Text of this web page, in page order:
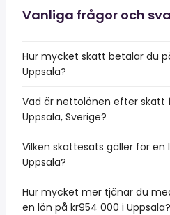
Vanliga frågor och
Hur mycket skatt betalar du
Uppsala?
Vad är nettolönen efter skatt
Uppsala, Sverige?
Vilken skattesats gäller för en
Uppsala?
Hur mycket mer tjänar du
en lön på kr954 000 i Uppsala?